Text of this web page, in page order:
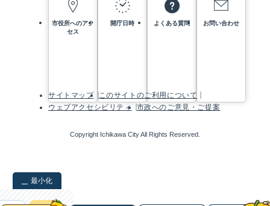
市役所へのアク
セス
開庁日時 よくある質問 お問い合わせ
サイトマップ
このサイトのご利用について
ウェブアクセシビリティ
市政へのご意見・ご提案
Copyright Ichikawa City All Rights Reserved.
最小化